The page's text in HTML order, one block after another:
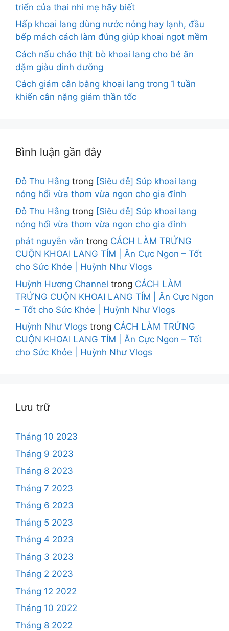
triển của thai nhi mẹ hãy biết
Hấp khoai lang dùng nước nóng hay lạnh, đầu
bếp mách cách làm đúng giúp khoai ngọt mềm
Cách nấu cháo thịt bò khoai lang cho bé ăn
dặm giàu dinh dưỡng
Cách giảm cân bằng khoai lang trong 1 tuần
khiến cân nặng giảm thần tốc
Bình luận gần đây
Đỗ Thu Hằng trong [Siêu dễ] Súp khoai lang
nóng hổi vừa thơm vừa ngon cho gia đình
Đỗ Thu Hằng trong [Siêu dễ] Súp khoai lang
nóng hổi vừa thơm vừa ngon cho gia đình
phát nguyễn văn trong CÁCH LÀM TRỨNG
CUỘN KHOAI LANG TÍM | Ăn Cực Ngon – Tốt
cho Sức Khỏe | Huỳnh Như Vlogs
Huỳnh Hương Channel trong CÁCH LÀM
TRỨNG CUỘN KHOAI LANG TÍM | Ăn Cực Ngon
– Tốt cho Sức Khỏe | Huỳnh Như Vlogs
Huỳnh Như Vlogs trong CÁCH LÀM TRỨNG
CUỘN KHOAI LANG TÍM | Ăn Cực Ngon – Tốt
cho Sức Khỏe | Huỳnh Như Vlogs
Lưu trữ
Tháng 10 2023
Tháng 9 2023
Tháng 8 2023
Tháng 7 2023
Tháng 6 2023
Tháng 5 2023
Tháng 4 2023
Tháng 3 2023
Tháng 2 2023
Tháng 12 2022
Tháng 10 2022
Tháng 8 2022